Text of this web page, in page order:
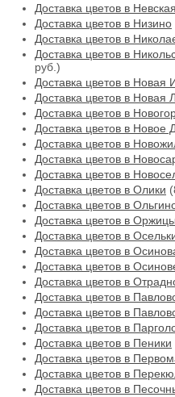
Доставка цветов в
Доставка цветов в Низино
Доставка цветов в
Доставка цветов в
руб.)
Доставка цветов в Новая
Доставка цветов в Новая
Доставка цветов в
Доставка цветов в Новое
Доставка цветов в
Доставка цветов в
Доставка цветов в
Доставка цветов в Олики
Доставка цветов в
Доставка цветов в Оржицы
Доставка цветов в
Доставка цветов в
Доставка цветов в
Доставка цветов в
Доставка цветов в
Доставка цветов в
Доставка цветов в
Доставка цветов в Пеники
Доставка цветов в
Доставка цветов в
Доставка цветов в